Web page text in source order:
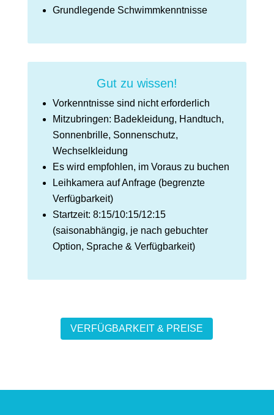
Grundlegende Schwimmkenntnisse
Gut zu wissen!
Vorkenntnisse sind nicht erforderlich
Mitzubringen: Badekleidung, Handtuch,
Sonnenbrille, Sonnenschutz,
Wechselkleidung
Es wird empfohlen, im Voraus zu buchen
Leihkamera auf Anfrage (begrenzte
Verfügbarkeit)
Startzeit: 8:15/10:15/12:15
(saisonabhängig, je nach gebuchter
Option, Sprache & Verfügbarkeit)
VERFÜGBARKEIT & PREISE